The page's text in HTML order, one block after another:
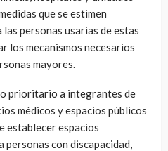
que se estimen
personas usarias de estas
los mecanismos necesarios
mayores.
prioritario a integrantes de
médicos y espacios públicos
establecer espacios
personas con discapacidad,